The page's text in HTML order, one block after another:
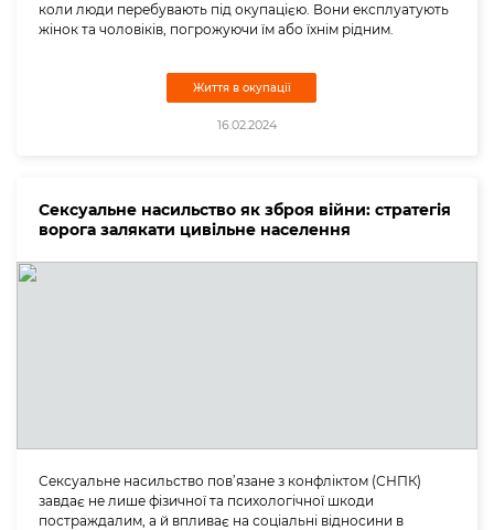
коли люди перебувають під окупацією. Вони експлуатують
жінок та чоловіків, погрожуючи їм або їхнім рідним.
Життя в окупації
16.02.2024
Сексуальне насильство як зброя війни: стратегія
ворога залякати цивільне населення
Сексуальне насильство пов’язане з конфліктом (СНПК)
завдає не лише фізичної та психологічної шкоди
постраждалим, а й впливає на соціальні відносини в